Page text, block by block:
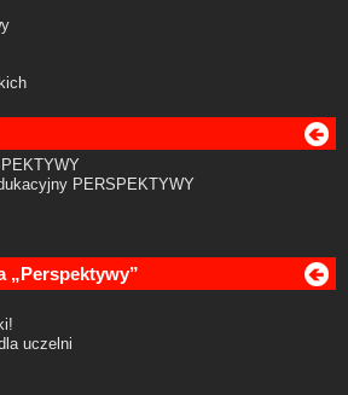
PERSPEKTYWY
„Perspektywy”
uczelni